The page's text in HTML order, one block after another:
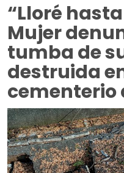
“Lloré
Mujer
tumba de
destruida
cementerio